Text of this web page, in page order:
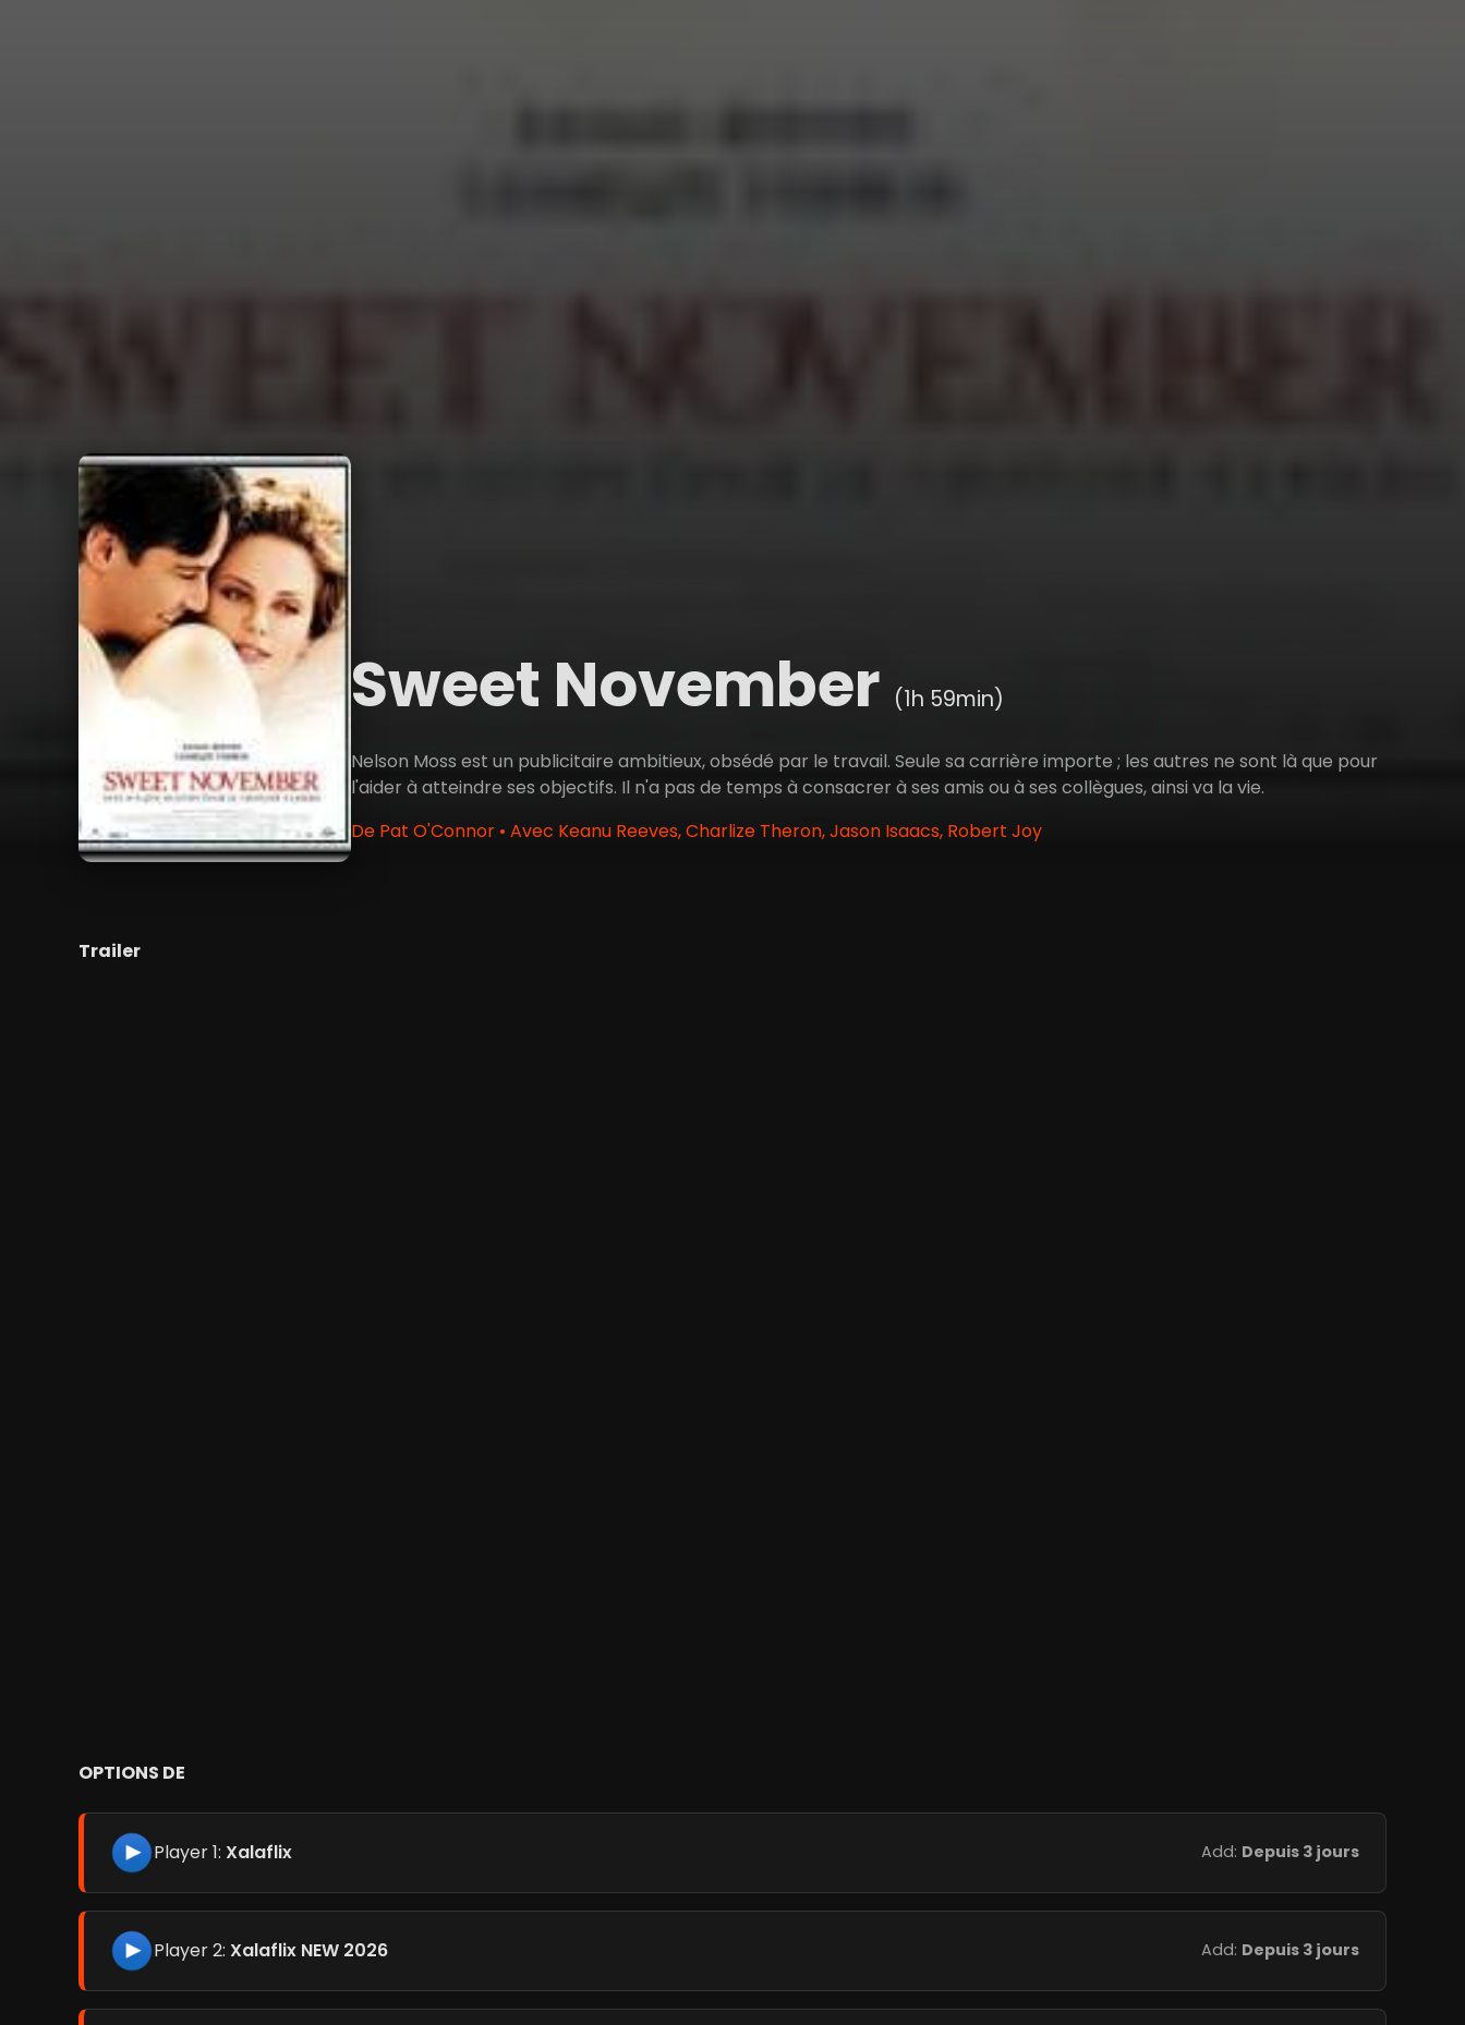
Sweet November (1h 59min)
Nelson Moss est un publicitaire ambitieux, obsédé par le travail. Seule sa carrière importe ; les autres ne sont là que pour
l'aider à atteindre ses objectifs. Il n'a pas de temps à consacrer à ses amis ou à ses collègues, ainsi va la vie.
De Pat O'Connor • Avec Keanu Reeves, Charlize Theron, Jason Isaacs, Robert Joy
Trailer
OPTIONS DE
Player 1: Xalaflix Add: Depuis 3 jours
Player 2: Xalaflix NEW 2026 Add: Depuis 3 jours